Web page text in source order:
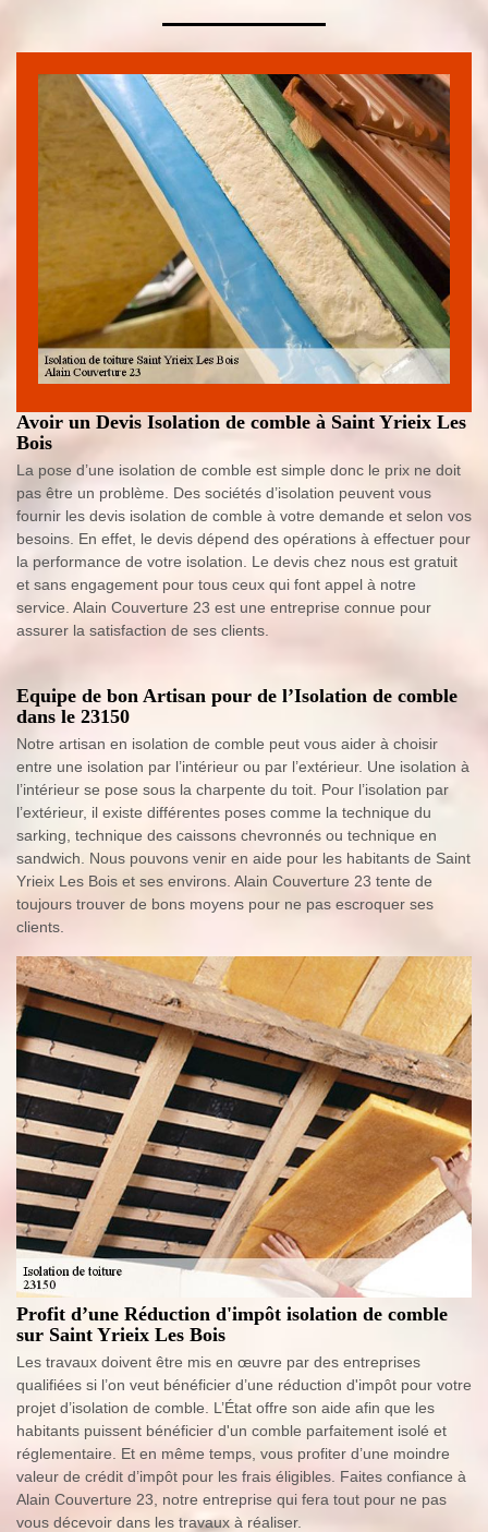
Avoir un Devis Isolation de comble à Saint Yrieix Les
Bois
La pose d’une isolation de comble est simple donc le prix ne doit
pas être un problème. Des sociétés d’isolation peuvent vous
fournir les devis isolation de comble à votre demande et selon vos
besoins. En effet, le devis dépend des opérations à effectuer pour
la performance de votre isolation. Le devis chez nous est gratuit
et sans engagement pour tous ceux qui font appel à notre
service. Alain Couverture 23 est une entreprise connue pour
assurer la satisfaction de ses clients.
Equipe de bon Artisan pour de l’Isolation de comble
dans le 23150
Notre artisan en isolation de comble peut vous aider à choisir
entre une isolation par l’intérieur ou par l’extérieur. Une isolation à
l’intérieur se pose sous la charpente du toit. Pour l’isolation par
l’extérieur, il existe différentes poses comme la technique du
sarking, technique des caissons chevronnés ou technique en
sandwich. Nous pouvons venir en aide pour les habitants de Saint
Yrieix Les Bois et ses environs. Alain Couverture 23 tente de
toujours trouver de bons moyens pour ne pas escroquer ses
clients.
Profit d’une Réduction d'impôt isolation de comble
sur Saint Yrieix Les Bois
Les travaux doivent être mis en œuvre par des entreprises
qualifiées si l’on veut bénéficier d’une réduction d'impôt pour votre
projet d’isolation de comble. L’État offre son aide afin que les
habitants puissent bénéficier d'un comble parfaitement isolé et
réglementaire. Et en même temps, vous profiter d’une moindre
valeur de crédit d’impôt pour les frais éligibles. Faites confiance à
Alain Couverture 23, notre entreprise qui fera tout pour ne pas
vous décevoir dans les travaux à réaliser.